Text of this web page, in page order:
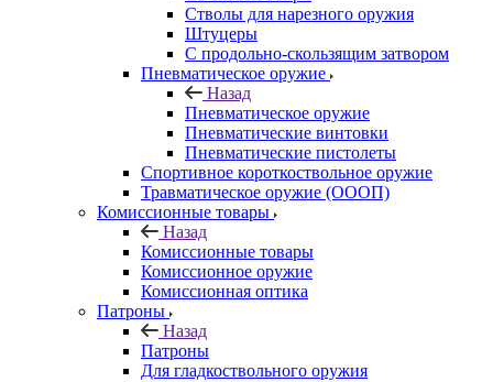
Стволы для нарезного оружия
Штуцеры
С продольно-скользящим затвором
Пневматическое оружие
Назад
Пневматическое оружие
Пневматические винтовки
Пневматические пистолеты
Спортивное короткоствольное оружие
Травматическое оружие (ОООП)
Комиссионные товары
Назад
Комиссионные товары
Комиссионное оружие
Комиссионная оптика
Патроны
Назад
Патроны
Для гладкоствольного оружия